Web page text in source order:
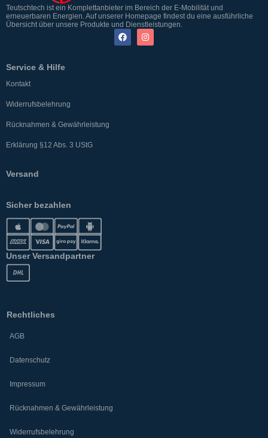
Teutschtech ist ein Komplettanbieter im Bereich der E-Mobilität und
erneuerbaren Energien. Auf unserer Homepage findest du eine ausführliche
Übersicht über unsere Produkte und Dienstleistungen.
Service & Hilfe
Kontakt
Widerrufsbelehrung
Rücknahmen & Gewährleistung
Erklärung §12 Abs. 3 UStG
Versand
Sicher bezahlen
Unser Versandpartner
Rechtliches
AGB
Datenschutz
Impressum
Rücknahmen & Gewährleistung
Widerrufsbelehrung